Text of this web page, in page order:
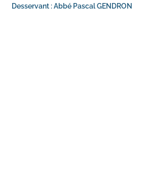
Desservant : Abbé Pascal GENDRON